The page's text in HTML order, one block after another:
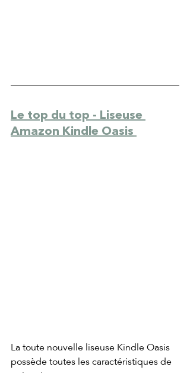
Le top du top - Liseuse
Amazon Kindle Oasis
La toute nouvelle liseuse Kindle Oasis
possède toutes les caractéristiques de